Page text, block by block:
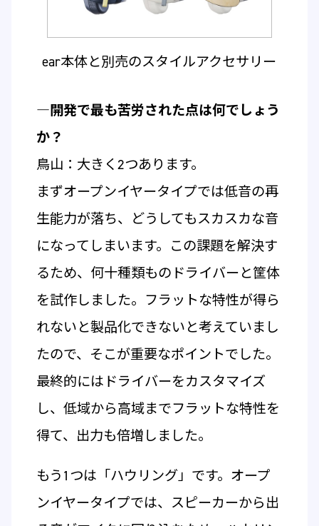
ear本体と別売のスタイルアクセサリー
―開発で最も苦労された点は何でしょう
か？
鳥山：大きく2つあります。
まずオープンイヤータイプでは低音の再
生能力が落ち、どうしてもスカスカな音
になってしまいます。この課題を解決す
るため、何十種類ものドライバーと筐体
を試作しました。フラットな特性が得ら
れないと製品化できないと考えていまし
たので、そこが重要なポイントでした。
最終的にはドライバーをカスタマイズ
し、低域から高域までフラットな特性を
得て、出力も倍増しました。
もう1つは「ハウリング」です。オープ
ンイヤータイプでは、スピーカーから出